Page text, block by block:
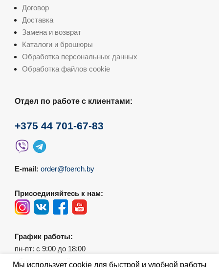
Договор
Доставка
Замена и возврат
Каталоги и брошюры
Обработка персональных данных
Обработка файлов cookie
Отдел по работе с клиентами:
+375 44 701-67-83
E-mail: order@foerch.by
Присоединяйтесь к нам:
График работы:
пн-пт: с 9:00 до 18:00
сб-вс: выходной
Мы использует cookie для быстрой и удобной работы